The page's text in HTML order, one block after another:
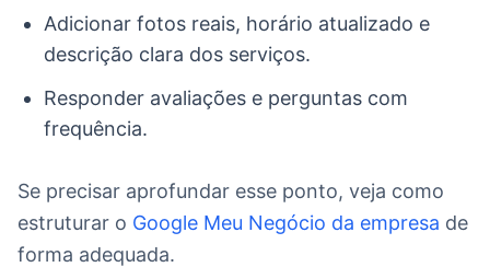
Adicionar fotos reais, horário atualizado e
descrição clara dos serviços.
Responder avaliações e perguntas com
frequência.
Se precisar aprofundar esse ponto, veja como
estruturar o Google Meu Negócio da empresa de
forma adequada.